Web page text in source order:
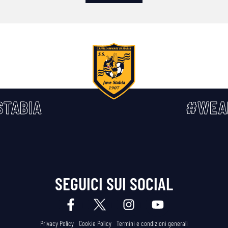
SEGUICI SUI SOCIAL
Privacy Policy Cookie Policy Termini e condizioni generali